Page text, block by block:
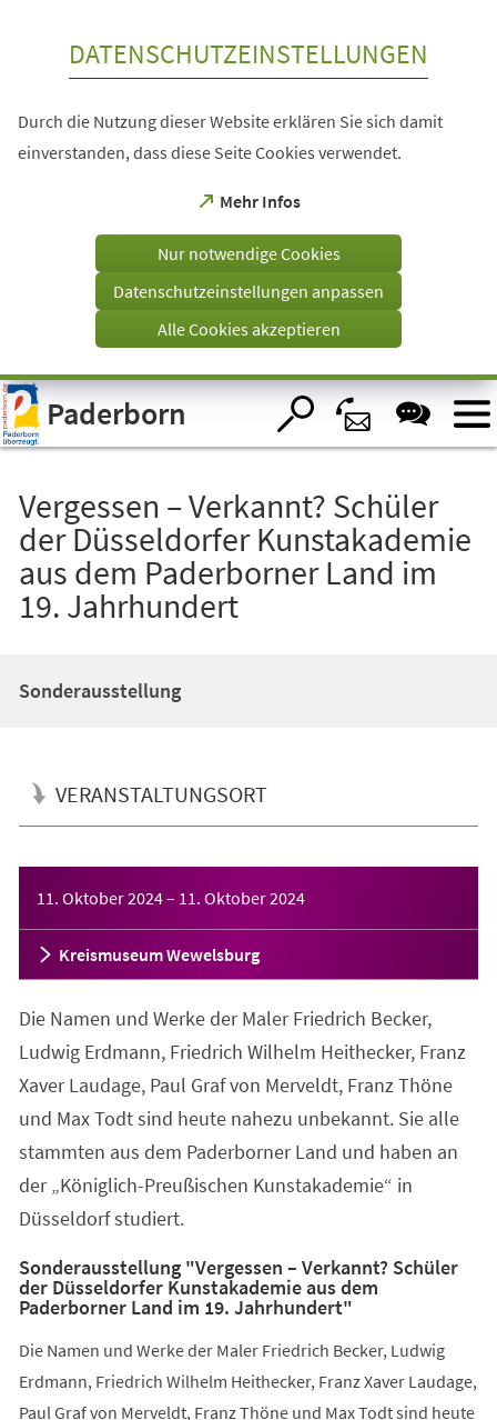
Visuelle
Assistenzsoftware
öffnen.
DATENSCHUTZEINSTELLUNGEN
Durch die Nutzung dieser Website erklären Sie sich damit
einverstanden, dass diese Seite Cookies verwendet.
Mehr Infos
(Öffnet
einem
Tab)
Nur notwendige Cookies
Datenschutzeinstellungen anpassen
Alle Cookies akzeptieren
Paderborn
Vergessen – Verkannt? Schüler
der Düsseldorfer Kunstakademie
aus dem Paderborner Land im
19. Jahrhundert
Sonderausstellung
VERANSTALTUNGSORT
11. Oktober 2024– 11. Oktober 2024
Kreismuseum Wewelsburg
Die Namen und Werke der Maler Friedrich Becker,
Ludwig Erdmann, Friedrich Wilhelm Heithecker, Franz
Xaver Laudage, Paul Graf von Merveldt, Franz Thöne
und Max Todt sind heute nahezu unbekannt. Sie alle
stammten aus dem Paderborner Land und haben an
der „Königlich-Preußischen Kunstakademie“ in
Düsseldorf studiert.
Sonderausstellung "Vergessen – Verkannt? Schüler
der Düsseldorfer Kunstakademie aus dem
Paderborner Land im 19. Jahrhundert"
Die Namen und Werke der Maler Friedrich Becker, Ludwig
Erdmann, Friedrich Wilhelm Heithecker, Franz Xaver Laudage,
Paul Graf von Merveldt, Franz Thöne und Max Todt sind heute